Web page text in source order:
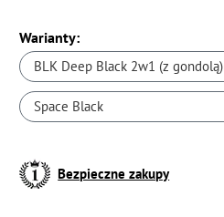
Warianty:
BLK Deep Black 2w1 (z gondolą)
Space Black
Bezpieczne zakupy